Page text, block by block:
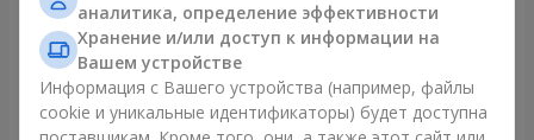
151 красная роза
15 744 грн
Букет "Очей очарованье"
4 074 грн
аналитика, определение эффективности
Хранение и/или доступ к информации на
Вашем устройстве
Информация с Вашего устройства (например, файлы
cookie и уникальные идентификаторы) будет доступна